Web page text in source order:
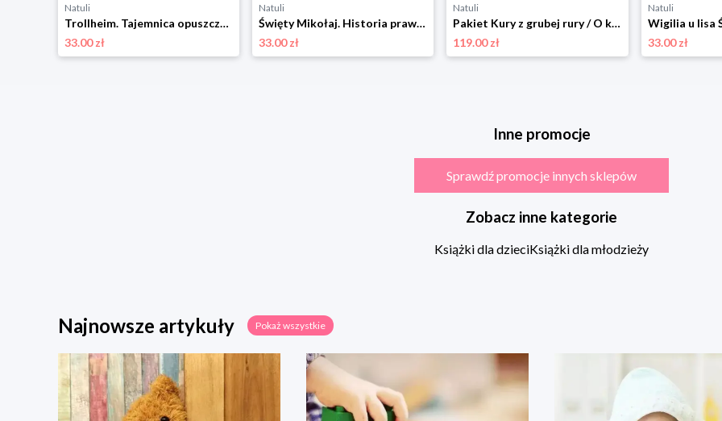
Natuli
Trollheim. Tajemnica opuszczonego domu Świetlik
33.00 zł
Natuli
Święty Mikołaj. Historia prawdziwa Świetlik
33.00 zł
Natuli
Pakiet Kury z grubej rury / O kurza twarz! / Hip, hip, KURA! / Piąta kura u wozu Świetlik
119.00 zł
Natuli
Wigilia u lisa
33.00 zł
Inne promocje
Sprawdź promocje innych sklepów
Zobacz inne kategorie
Książki dla dzieciKsiążki dla młodzieży
Najnowsze artykuły Pokaż wszystkie